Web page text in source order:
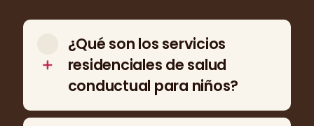
¿Qué son los servicios
residenciales de salud
conductual para niños?
Los servicios residenciales de salud